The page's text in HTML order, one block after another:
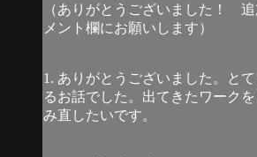
（ありがとうございました！
メント欄にお願いします）
1. ありがとうございました。と
るお話でした。出てきたワーク
み直したいです。